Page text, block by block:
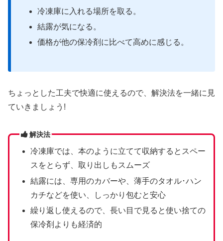
冷凍庫に入れる場所を取る。
結露が気になる。
価格が他の保冷剤に比べて高めに感じる。
ちょっとした工夫で快適に使えるので、解決法を一緒に見
ていきましょう!
解決法
冷凍庫では、本のように立てて収納するとスペー
スをとらず、取り出しもスムーズ
結露には、専用のカバーや、薄手のタオル･ハン
カチなどを使い、しっかり包むと安心
繰り返し使えるので、長い目で見ると使い捨ての
保冷剤よりも経済的